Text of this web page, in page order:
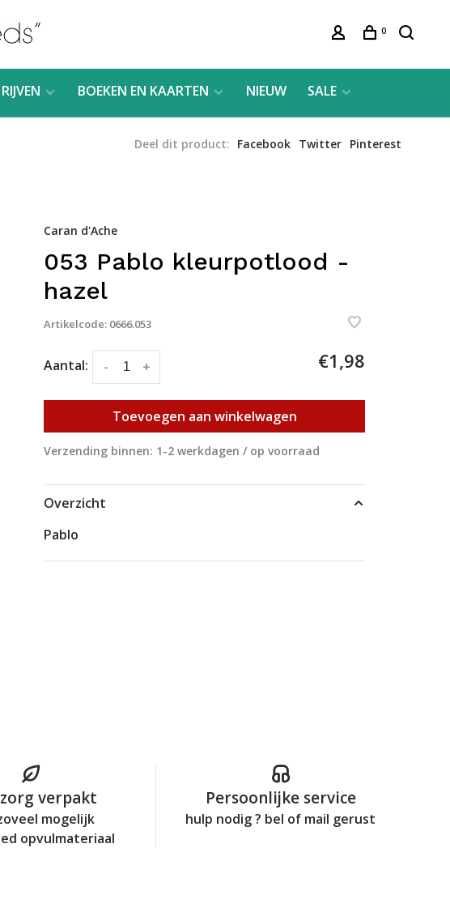
0
BOEKEN EN KAARTEN NIEUW SALE
Deel dit product: Facebook Twitter Pinterest
Caran d'Ache
053 Pablo kleurpotlood -
hazel
Artikelcode: 0666.053
Aantal: +
- €1,98
Toevoegen aan winkelwagen
Verzending binnen: 1-2 werkdagen / op voorraad
Overzicht
Pablo
verpakt
mogelijk
opvulmateriaal
Persoonlijke service
hulp nodig ? bel of mail gerust